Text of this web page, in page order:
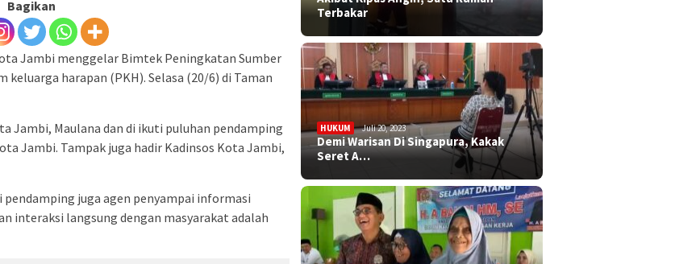
Bagikan
Jambi menggelar Bimtek Peningkatan Sumber
keluarga harapan (PKH). Selasa (20/6) di Taman
Jambi, Maulana dan di ikuti puluhan pendamping
Jambi. Tampak juga hadir Kadinsos Kota Jambi,
juga agen penyampai informasi
interaksi langsung dengan masyarakat adalah
Terbakar
HUKUM Juli 20, 2023
Demi Warisan Di Singapura, Kakak
Seret A…